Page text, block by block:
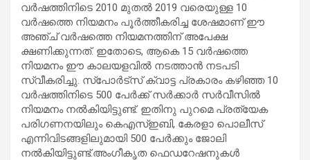
വര്‍ഷത്തിനിടെ 2010 മുതല്‍ 2019 വരെയുള്ള 10
വര്‍ഷത്തെ നിയമനം പൂര്‍ത്തീകരിച്ച ശേഷമാണ് ഈ
അഞ്ച് വര്‍ഷത്തെ നിയമനത്തിന് അപേക്ഷ
ക്ഷണിക്കുന്നത്. ഇതോടെ, ആകെ 15 വര്‍ഷത്തെ
നിയമനം ഈ കാലയളവില്‍ നടത്താന്‍ നടപടി
സ്വീകരിച്ചു. സ്‌പോര്‍ട്‌സ് ക്വാട്ട പ്രകാരം കഴിഞ്ഞ 10
വര്‍ഷത്തിനിടെ 500 പേര്‍ക്ക് സര്‍ക്കാര്‍ സര്‍വീസില്‍
നിയമനം നല്‍കിയിട്ടുണ്ട്. ഇതിനു പുറമെ പ്രത്യേക
പരിഗണനയിലും കെഎസ്ഇബി, കേരളാ പൊലീസ്
എന്നിവിടങ്ങളിലുമായി 500 പേര്‍ക്കും ജോലി
നല്‍കിയിട്ടുണ്ട്.അംഗീകൃത ഫെഡറേഷനുകള്‍